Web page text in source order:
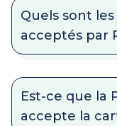
Quels sont
acceptés par
Est-ce que la
accepte la